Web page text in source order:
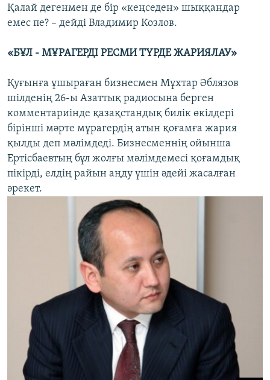
Қалай дегенмен де бір «кеңседен» шыққандар
емес пе? – дейді Владимир Козлов.
«БҰЛ - МҰРАГЕРДІ РЕСМИ ТҮРДЕ ЖАРИЯЛАУ»
Қуғынға ұшыраған бизнесмен Мұхтар Әблязов
шілденің 26-ы Азаттық радиосына берген
комментариінде қазақстандық билік өкілдері
бірінші мәрте мұрагердің атын қоғамға жария
қылды деп мәлімдеді. Бизнесменнің ойынша
Ертісбаевтың бұл жолғы мәлімдемесі қоғамдық
пікірді, елдің райын аңду үшін әдейі жасалған
әрекет.